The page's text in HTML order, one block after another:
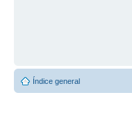
Índice general